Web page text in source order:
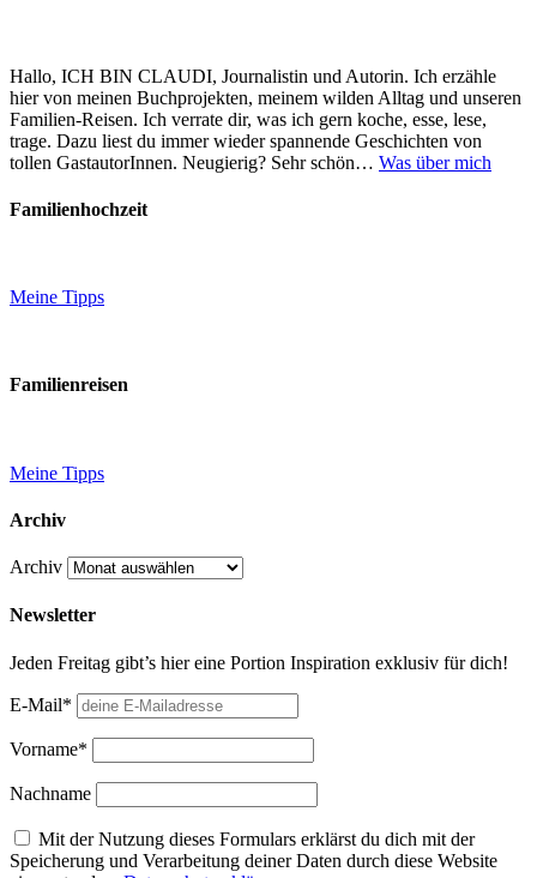
Hallo, ICH BIN CLAUDI, Journalistin und Autorin. Ich erzähle
hier von meinen Buchprojekten, meinem wilden Alltag und unseren
Familien-Reisen. Ich verrate dir, was ich gern koche, esse, lese,
trage. Dazu liest du immer wieder spannende Geschichten von
tollen GastautorInnen. Neugierig? Sehr schön… Was über mich
Familienhochzeit
Meine Tipps
Familienreisen
Meine Tipps
Archiv
Archiv
Newsletter
Jeden Freitag gibt’s hier eine Portion Inspiration exklusiv für dich!
E-Mail*
Vorname*
Nachname
Mit der Nutzung dieses Formulars erklärst du dich mit der
Speicherung und Verarbeitung deiner Daten durch diese Website